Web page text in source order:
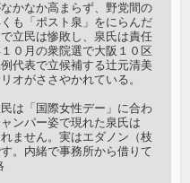
かなか高まらず、野党間の
も「ポスト泉」をにらんだ
立民は惨敗し、泉氏は責任
０月の衆院選で大阪１０区
代表で立候補する辻元清美
オがささやかれている。
は「国際女性デー」に合わ
ンパー姿で現れた泉氏は
ません。実はエダノン（枝
。内緒で事務所から借りて